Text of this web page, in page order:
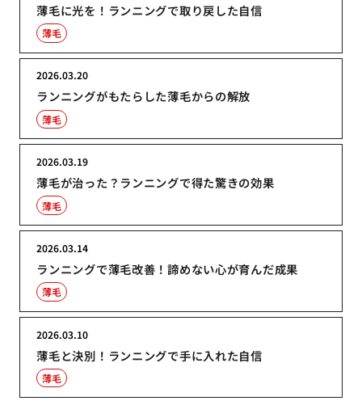
薄毛に光を！ランニングで取り戻した自信
薄毛
ランニングがもたらした薄毛からの解放
2026.03.20
薄毛
薄毛が治った？ランニングで得た驚きの効果
2026.03.19
薄毛
ランニングで薄毛改善！諦めない心が育んだ成果
2026.03.14
薄毛
薄毛と決別！ランニングで手に入れた自信
2026.03.10
薄毛